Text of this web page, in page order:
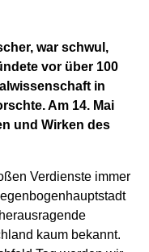
war schwul,
vor über 100
in
Am 14. Mai
und Wirken des
Verdienste immer
kaum bekannt.